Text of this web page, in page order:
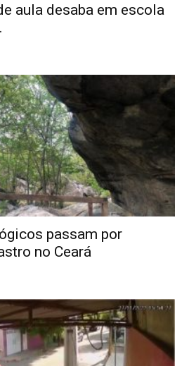
aula desaba em escola
passam por
no Ceará